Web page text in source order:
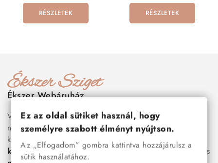
RÉSZLETEK RÉSZLETEK
Ékszer Webáruház
Válogass több száz prémium minőségű, stílusos és tartós
nemesacél ékszer és orvosi fém ékszer közül, amelyek
között megtalálhatók a legnépszerűbb darabok is:
karkötők, nőinyakláncok,karikagyűrűk,fülbevalók
és
Ez az oldal sütiket használ, hogy
személyre szabott élményt nyújtson.
Az „Elfogadom” gombra kattintva hozzájárulsz a
sütik használatához.